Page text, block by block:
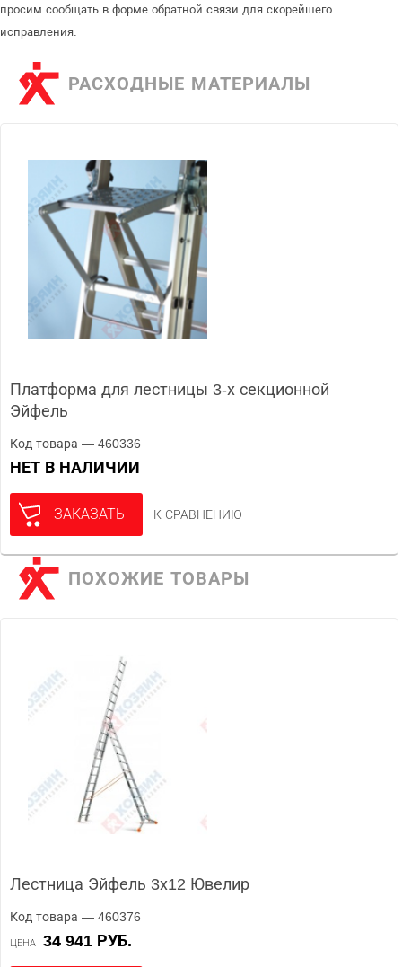
просим сообщать в форме обратной связи для скорейшего
исправления.
РАСХОДНЫЕ МАТЕРИАЛЫ
Платформа для лестницы 3-х секционной
Эйфель
Код товара — 460336
НЕТ В НАЛИЧИИ
ЗАКАЗАТЬ К СРАВНЕНИЮ
ПОХОЖИЕ ТОВАРЫ
Лестница Эйфель 3х12 Ювелир
Код товара — 460376
ЦЕНА 34 941 РУБ.